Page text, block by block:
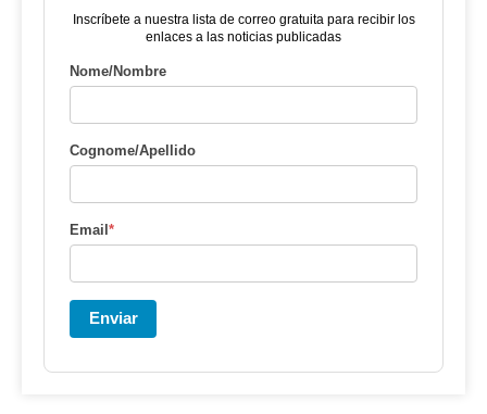
Inscríbete a nuestra lista de correo gratuita para recibir los
enlaces a las noticias publicadas
Nome/Nombre
Cognome/Apellido
Email*
Enviar